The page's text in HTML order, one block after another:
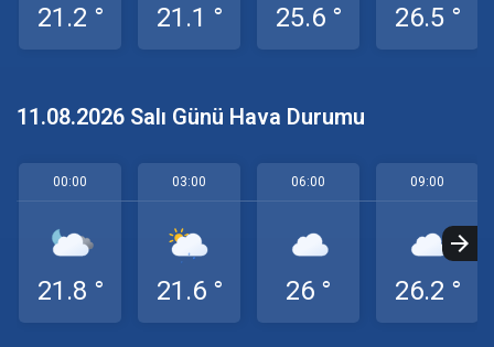
21.2 ° 21.1 ° 25.6 ° 26.5 °
11.08.2026 Salı Günü Hava Durumu
00:00
21.8 °
03:00
21.6 °
06:00
26 °
09:00
26.2 °